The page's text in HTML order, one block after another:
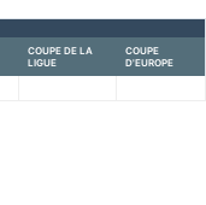
COUPE DE LA
LIGUE
COUPE
D'EUROPE